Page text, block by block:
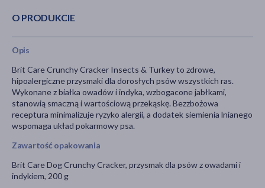
O PRODUKCIE
Opis
Brit Care Crunchy Cracker Insects & Turkey to zdrowe,
hipoalergiczne przysmaki dla dorosłych psów wszystkich ras.
Wykonane z białka owadów i indyka, wzbogacone jabłkami,
stanowią smaczną i wartościową przekąskę. Bezzbożowa
receptura minimalizuje ryzyko alergii, a dodatek siemienia lnianego
wspomaga układ pokarmowy psa.
Zawartość opakowania
Brit Care Dog Crunchy Cracker, przysmak dla psów z owadami i
indykiem, 200 g